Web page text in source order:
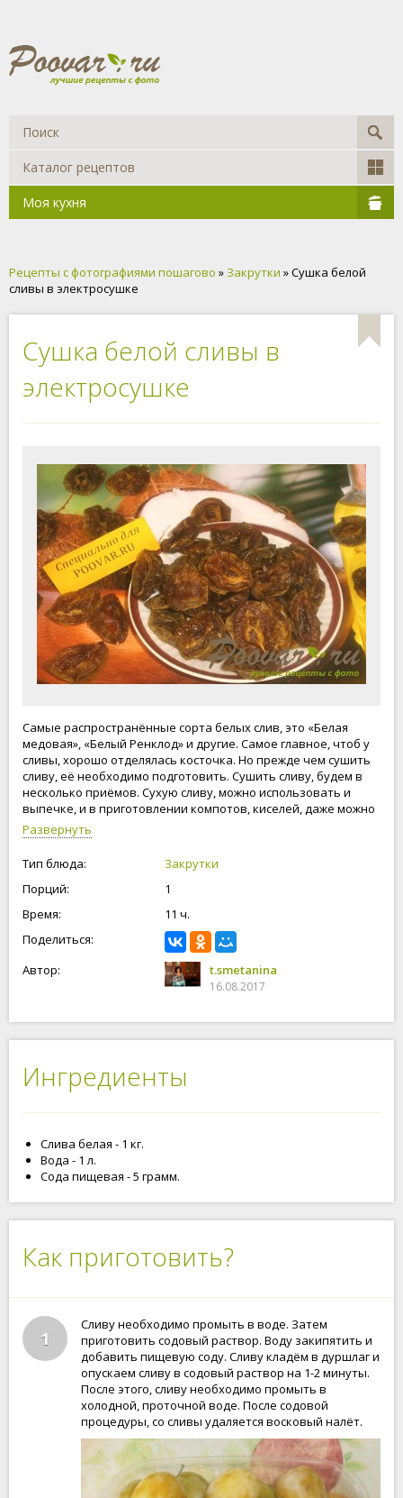
Каталог рецептов
Моя кухня
Рецепты с фотографиями пошагово » Закрутки » Сушка белой
сливы в электросушке
Сушка белой сливы в
электросушке
Самые распространённые сорта белых слив, это «Белая
медовая», «Белый Ренклод» и другие. Самое главное, чтоб у
сливы, хорошо отделялась косточка. Но прежде чем сушить
сливу, её необходимо подготовить. Сушить сливу, будем в
несколько приёмов. Сухую сливу, можно использовать и
выпечке, и в приготовлении компотов, киселей, даже можно
просто насладиться вкусной и ароматной сливой, как
сухофруктами. При сушке, сохраняется аромат и вкус сливы.
Приступим к сушке белых слив!
Развернуть
Тип блюда:
Закрутки
Порций:
1
Время:
11 ч.
Поделиться:
Автор:
t.smetanina
16.08.2017
Ингредиенты
Слива белая - 1 кг.
Вода - 1 л.
Сода пищевая - 5 грамм.
Как приготовить?
1
Сливу необходимо промыть в воде. Затем
приготовить содовый раствор. Воду закипятить и
добавить пищевую соду. Сливу кладём в дуршлаг и
опускаем сливу в содовый раствор на 1-2 минуты.
После этого, сливу необходимо промыть в
холодной, проточной воде. После содовой
процедуры, со сливы удаляется восковый налёт.